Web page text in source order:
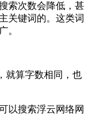
索次数会降低，甚
关键词的。这类词
广。
就算字数相同，也
以搜索浮云网络网